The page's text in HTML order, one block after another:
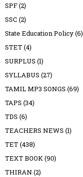
SPF(2)
SSC (2)
State Education Policy(6)
STET(4)
SURPLUS (1)
SYLLABUS (27)
TAMIL MP3 SONGS (69)
TAPS (34)
TDS (6)
TEACHERS NEWS (1)
TET(438)
TEXT BOOK(90)
THIRAN (2)